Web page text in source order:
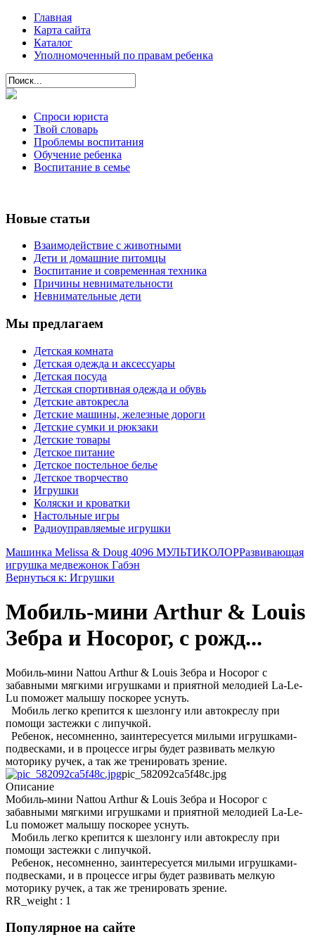
Главная
Карта сайта
Каталог
Уполномоченный по правам ребенка
Спроси юриста
Твой словарь
Проблемы воспитания
Обучение ребенка
Воспитание в семье
Новые статьи
Взаимодействие с животными
Дети и домашние питомцы
Воспитание и современная техника
Причины невнимательности
Невнимательные дети
Мы предлагаем
Детская комната
Детская одежда и аксессуары
Детская посуда
Детская спортивная одежда и обувь
Детские автокресла
Детские машины, железные дороги
Детские сумки и рюкзаки
Детские товары
Детское питание
Детское постельное белье
Детское творчество
Игрушки
Коляски и кроватки
Настольные игры
Радиоуправляемые игрушки
Машинка Melissa & Doug 4096 МУЛЬТИКОЛОРРазвивающая
игрушка медвежонок Габэн
Вернуться к: Игрушки
Мобиль-мини Arthur & Louis
Зебра и Носорог, с рожд...
Мобиль-мини Nattou Arthur & Louis Зебра и Носорог с
забавными мягкими игрушками и приятной мелодией La-Le-
Lu поможет малышу поскорее уснуть.
Мобиль легко крепится к шезлонгу или автокреслу при
помощи застежки с липучкой.
Ребенок, несомненно, заинтересуется милыми игрушками-
подвесками, и в процессе игры будет развивать мелкую
моторику ручек, а так же тренировать зрение.
pic_582092ca5f48c.jpg
Описание
Мобиль-мини Nattou Arthur & Louis Зебра и Носорог с
забавными мягкими игрушками и приятной мелодией La-Le-
Lu поможет малышу поскорее уснуть.
Мобиль легко крепится к шезлонгу или автокреслу при
помощи застежки с липучкой.
Ребенок, несомненно, заинтересуется милыми игрушками-
подвесками, и в процессе игры будет развивать мелкую
моторику ручек, а так же тренировать зрение.
RR_weight : 1
Популярное на сайте